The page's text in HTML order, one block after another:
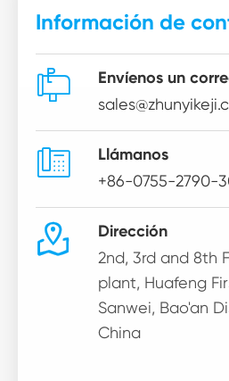
Información de
 Envíenos un
 Llámanos
+86-0755-2790-
 Dirección
2nd, 3rd and 8th
plant, Huafeng
Sanwei, Bao'an
China